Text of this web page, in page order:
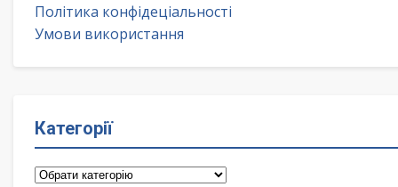
Політика конфідеціальності
Умови використання
Категорії
Категорії